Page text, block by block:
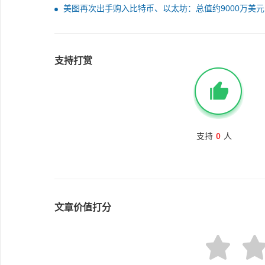
亏损
美图再次出手购入比特币、以太坊：总值约9000万美元
支持打赏
支持 0 人
文章价值打分